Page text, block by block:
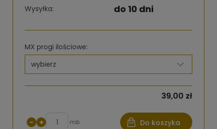
Wysyłka: do 10 dni
MX progi ilościowe:
39,00 zł
− + mb Do koszyka